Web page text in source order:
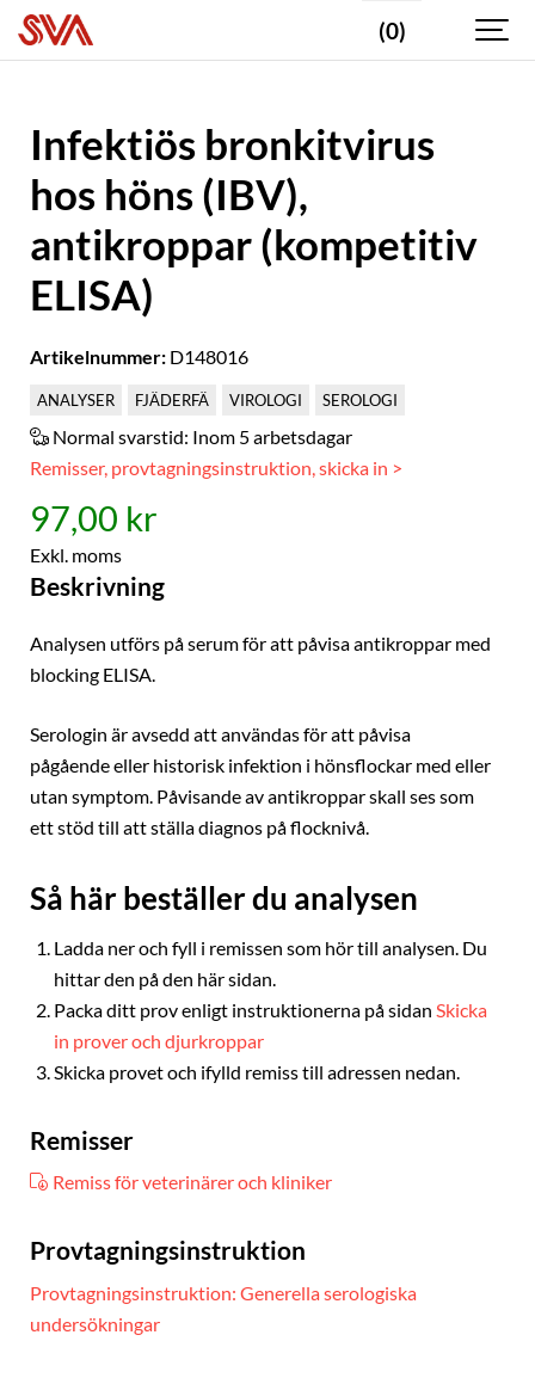
(0)
Infektiös bronkitvirus
hos höns (IBV),
antikroppar (kompetitiv
ELISA)
Artikelnummer: D148016
ANALYSER FJÄDERFÄ VIROLOGI SEROLOGI
Normal svarstid: Inom 5 arbetsdagar
Remisser, provtagningsinstruktion, skicka in >
97,00 kr
Exkl. moms
Beskrivning
Analysen utförs på serum för att påvisa antikroppar med
blocking ELISA.
Serologin är avsedd att användas för att påvisa
pågående eller historisk infektion i hönsflockar med eller
utan symptom. Påvisande av antikroppar skall ses som
ett stöd till att ställa diagnos på flocknivå.
Så här beställer du analysen
Ladda ner och fyll i remissen som hör till analysen. Du
hittar den på den här sidan.
Packa ditt prov enligt instruktionerna på sidan Skicka
in prover och djurkroppar
Skicka provet och ifylld remiss till adressen nedan.
Remisser
Remiss för veterinärer och kliniker
Provtagningsinstruktion
Provtagningsinstruktion: Generella serologiska
undersökningar